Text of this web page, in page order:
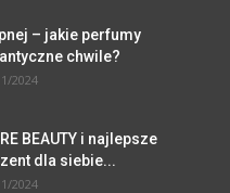
– jakie perfumy
chwile?
2024
BEAUTY i najlepsze
dla siebie...
2024